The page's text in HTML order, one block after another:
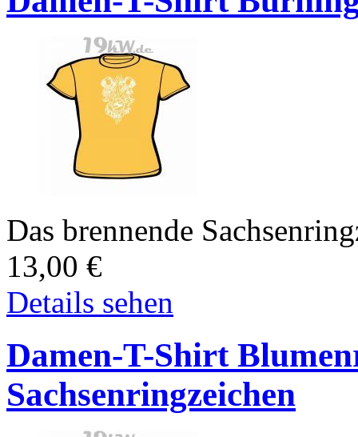
Das brennende
13,00 €
Details sehen
Damen-T-Shirt
Sachsenringzeichen